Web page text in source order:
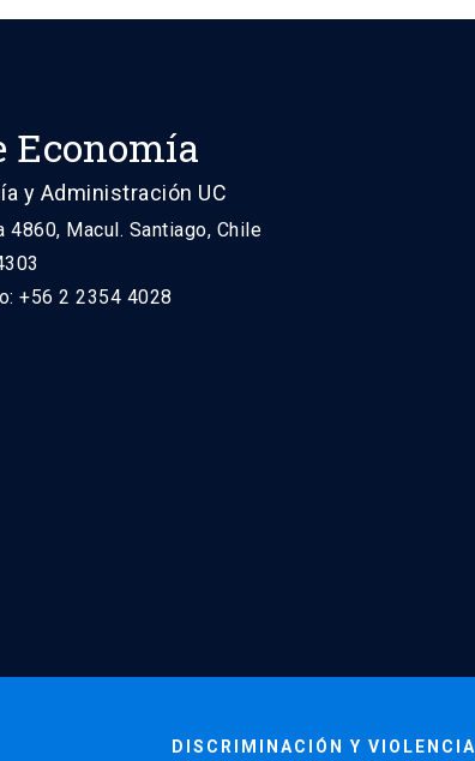
y Administración UC
4860, Macul. Santiago, Chile
+56 2 2354 4028
DISCRIMINACIÓN Y VIOLENCIA